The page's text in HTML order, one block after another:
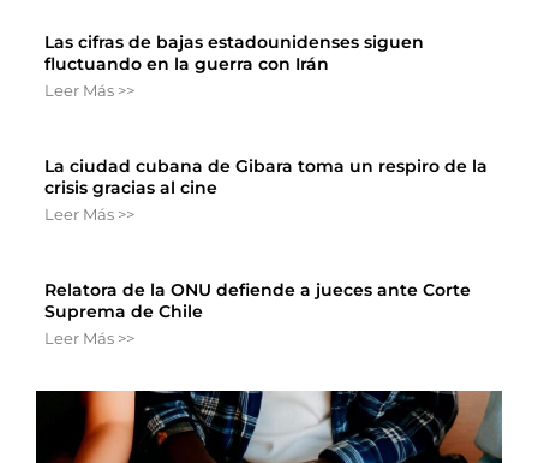
Las cifras de bajas estadounidenses siguen
fluctuando en la guerra con Irán
Leer Más >>
La ciudad cubana de Gibara toma un respiro de la
crisis gracias al cine
Leer Más >>
Relatora de la ONU defiende a jueces ante Corte
Suprema de Chile
Leer Más >>